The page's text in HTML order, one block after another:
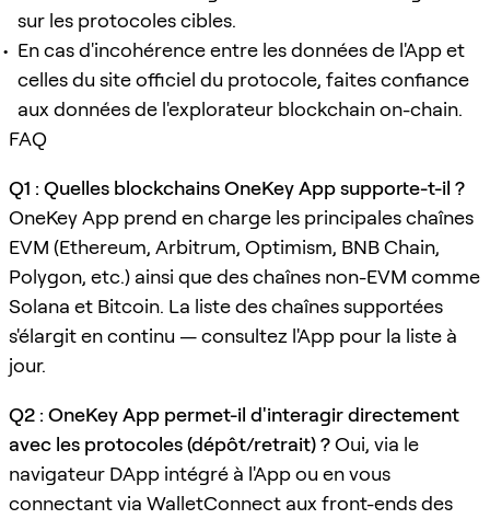
sur les protocoles cibles.
En cas d'incohérence entre les données de l'App et
celles du site officiel du protocole, faites confiance
aux données de l'explorateur blockchain on-chain.
FAQ
Q1 : Quelles blockchains OneKey App supporte-t-il ?
OneKey App prend en charge les principales chaînes
EVM (Ethereum, Arbitrum, Optimism, BNB Chain,
Polygon, etc.) ainsi que des chaînes non-EVM comme
Solana et Bitcoin. La liste des chaînes supportées
s'élargit en continu — consultez l'App pour la liste à
jour.
Q2 : OneKey App permet-il d'interagir directement
avec les protocoles (dépôt/retrait) ?Oui, via le
navigateur DApp intégré à l'App ou en vous
connectant via WalletConnect aux front-ends des